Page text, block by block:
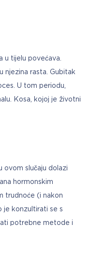
u tijelu povećava.
njezina rasta. Gubitak
U tom periodu,
Kosa, kojoj je životni
ovom slučaju dolazi
hormonskim
trudnoće (i nakon
je konzultirati se s
potrebne metode i